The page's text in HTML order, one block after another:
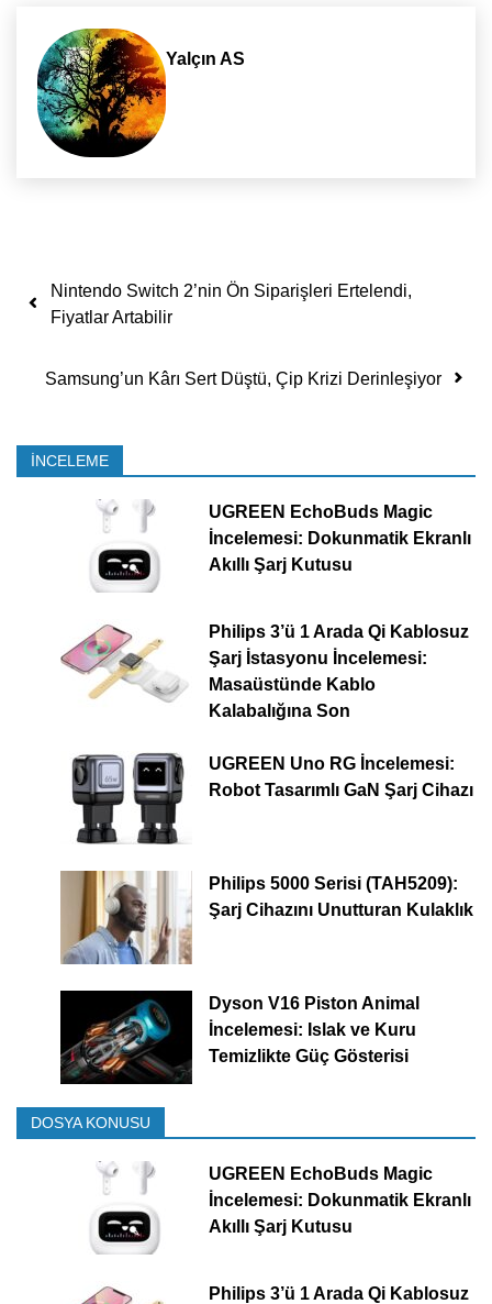
Yalçın AS
Yazı dolaşımı
Nintendo Switch 2’nin Ön Siparişleri Ertelendi,
Fiyatlar Artabilir
Samsung’un Kârı Sert Düştü, Çip Krizi Derinleşiyor
İNCELEME
UGREEN EchoBuds Magic
İncelemesi: Dokunmatik Ekranlı
Akıllı Şarj Kutusu
Philips 3’ü 1 Arada Qi Kablosuz
Şarj İstasyonu İncelemesi:
Masaüstünde Kablo
Kalabalığına Son
UGREEN Uno RG İncelemesi:
Robot Tasarımlı GaN Şarj Cihazı
Philips 5000 Serisi (TAH5209):
Şarj Cihazını Unutturan Kulaklık
Dyson V16 Piston Animal
İncelemesi: Islak ve Kuru
Temizlikte Güç Gösterisi
DOSYA KONUSU
UGREEN EchoBuds Magic
İncelemesi: Dokunmatik Ekranlı
Akıllı Şarj Kutusu
Philips 3’ü 1 Arada Qi Kablosuz